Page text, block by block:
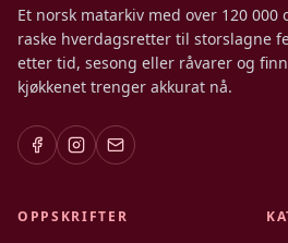
Et norsk matarkiv med over 120
raske hverdagsretter til storslagne
etter tid, sesong eller råvarer og
kjøkkenet trenger akkurat nå.
OPPSKRIFTER